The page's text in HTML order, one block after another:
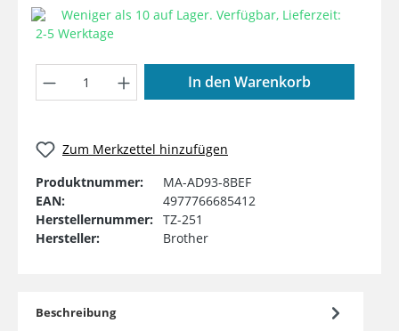
Weniger als 10 auf Lager. Verfügbar, Lieferzeit:
2-5 Werktage
Produkt Anzahl: Gib den
In den Warenkorb
Zum Merkzettel hinzufügen
Produktnummer:
MA-AD93-8BEF
EAN:
4977766685412
Herstellernummer: TZ-251
Hersteller:
Brother
Beschreibung